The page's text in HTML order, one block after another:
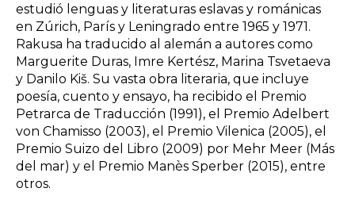
estudió lenguas y literaturas eslavas y románicas
en Zúrich, París y Leningrado entre 1965 y 1971.
Rakusa ha traducido al alemán a autores como
Marguerite Duras, Imre Kertész, Marina Tsvetaeva
y Danilo Kiš. Su vasta obra literaria, que incluye
poesía, cuento y ensayo, ha recibido el Premio
Petrarca de Traducción (1991), el Premio Adelbert
von Chamisso (2003), el Premio Vilenica (2005), el
Premio Suizo del Libro (2009) por Mehr Meer (Más
del mar) y el Premio Manès Sperber (2015), entre
otros.